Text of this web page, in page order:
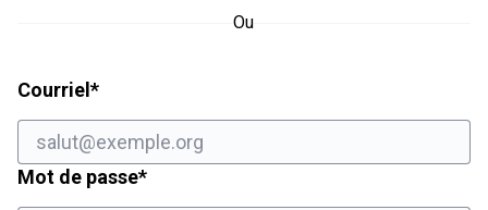
Ou
Courriel *Champ obligatoire
Mot de passe*Champ obligatoire